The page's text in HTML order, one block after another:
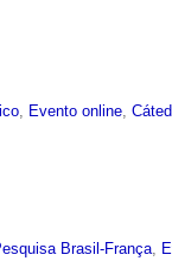
, Evento online,
Brasil-França,